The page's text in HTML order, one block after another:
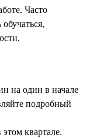
Часто
на один в начале
подробный
квартале.